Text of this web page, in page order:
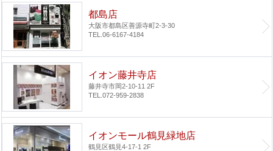
都島店
大阪市都島区善源寺町2-3-30
TEL.06-6167-4184
イオン藤井寺店
藤井寺市岡2-10-11 2F
TEL.072-959-2838
イオンモール鶴見緑地店
鶴見区鶴見4-17-1 2F